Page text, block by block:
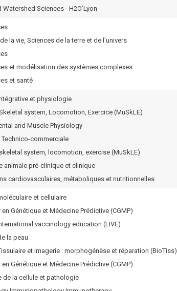
Sciences - H2O’Lyon
la vie, Sciences de la terre et de l'univers
et modélisation des systèmes complexes
et santé
et physiologie
system, Locomotion, Exercice (MuSkLE)
and Muscle Physiology
Technico-commerciale
system, locomotion, exercise (MuSkLE)
animale pré-clinique et clinique
cardiovasculaires, métaboliques et nutritionnelles
et cellulaire
Génétique et Médecine Prédictive (CGMP)
vaccinology education (LIVE)
la peau
et imagerie : morphogénèse et réparation (BioTiss)
Génétique et Médecine Prédictive (CGMP)
de la cellule et pathologie